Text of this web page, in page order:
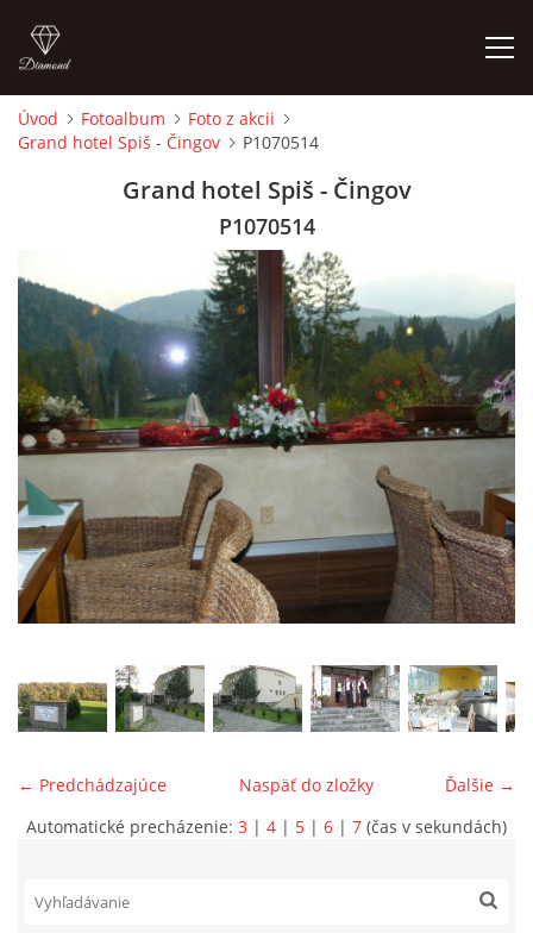
ÚVOD
FOTOALBUM
AUDIO - VIDEO
VIDEOKLIPY
NÁVŠTEVNÁ KNIHA
ONÁS
Úvod Fotoalbum
Foto z akcii
Grand hotel Spiš - Čingov
P1070514
Grand hotel Spiš - Čingov
P1070514
← Predchádzajúce Ďalšie →
Naspäť do zložky
Automatické precházenie: 3 | 4 | 5 | 6 | 7 (čas v sekundách)